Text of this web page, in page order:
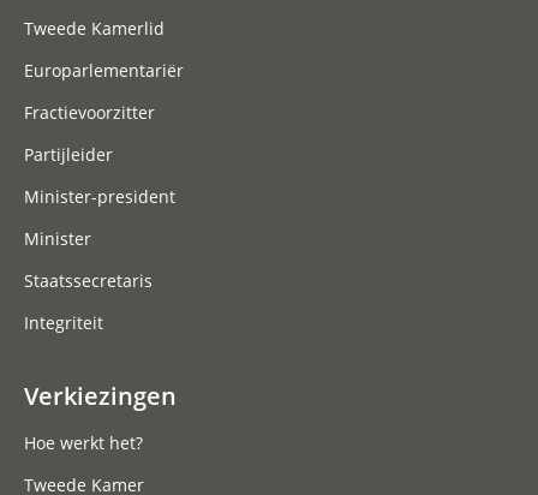
Tweede Kamerlid
Europarlementariër
Fractievoorzitter
Partijleider
Minister-president
Minister
Staatssecretaris
Integriteit
Verkiezingen
Hoe werkt het?
Tweede Kamer